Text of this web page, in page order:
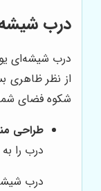
درب شیشه
درب شیشه‌ای
از نظر ظاهری
شکوه فضای شما
طراحی
درب را
درب